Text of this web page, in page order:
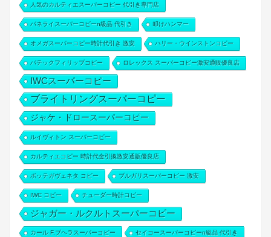
人気のカルティエスーパーコピー 代引き専門店
パネライスーパーコピーn級品 代引き 叩けハンマー
オメガスーパーコピー時計代引き 激安 ハリー・ウインストンコピー
パテックフィリップコピー ロレックス スーパーコピー激安通販優良店
IWCスーパーコピー
ブライトリングスーパーコピー
ジャケ・ドロースーパーコピー
ルイヴィトン スーパーコピー
カルティエコピー 時計代金引換激安通販優良店
ボッテガヴェネタ コピー ブルガリスーパーコピー 激安
IWC コピー チューダー時計コピー
ジャガー・ルクルトスーパーコピー
カール F.ブヘラスーパーコピー セイコースーパーコピーn級品 代引き